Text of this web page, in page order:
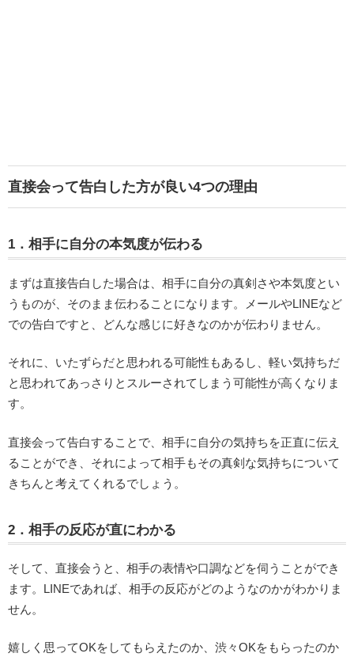
直接会って告白した方が良い4つの理由
1．相手に自分の本気度が伝わる
まずは直接告白した場合は、相手に自分の真剣さや本気度とい
うものが、そのまま伝わることになります。メールやLINEなど
での告白ですと、どんな感じに好きなのかが伝わりません。
それに、いたずらだと思われる可能性もあるし、軽い気持ちだ
と思われてあっさりとスルーされてしまう可能性が高くなりま
す。
直接会って告白することで、相手に自分の気持ちを正直に伝え
ることができ、それによって相手もその真剣な気持ちについて
きちんと考えてくれるでしょう。
2．相手の反応が直にわかる
そして、直接会うと、相手の表情や口調などを伺うことができ
ます。LINEであれば、相手の反応がどのようなのかがわかりま
せん。
嬉しく思ってOKをしてもらえたのか、渋々OKをもらったのか